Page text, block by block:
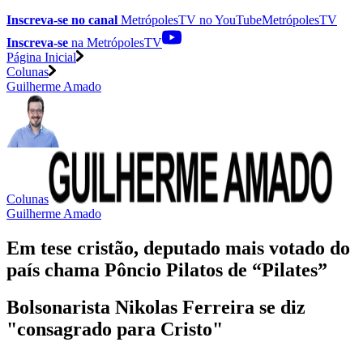
Inscreva-se no canal MetrópolesTV noYouTubeMetrópolesTV
Inscreva-se na MetrópolesTV
Página Inicial
Colunas
Guilherme Amado
Colunas
Guilherme Amado
Em tese cristão, deputado mais votado do
país chama Pôncio Pilatos de “Pilates”
Bolsonarista Nikolas Ferreira se diz
"consagrado para Cristo"